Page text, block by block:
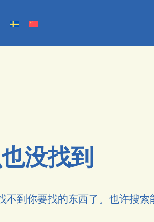
没找到
不到你要找的东西了。也许搜索